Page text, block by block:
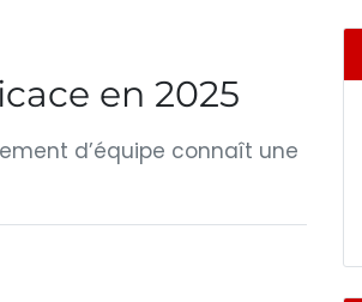
en 2025
d’équipe connaît une